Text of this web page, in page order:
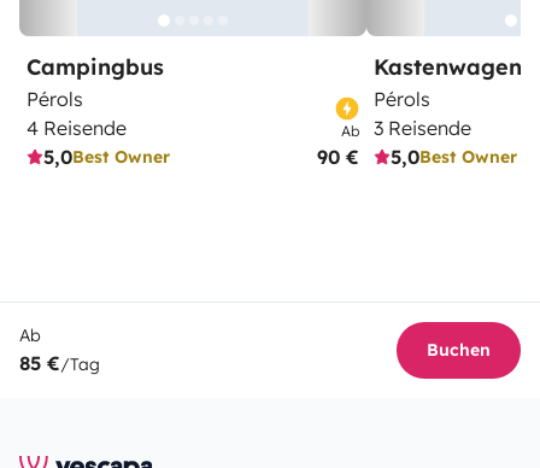
Campingbus
Pérols
4 Reisende
5,0Best Owner
Ab
90 €
Kastenwagen
Pérols
3 Reisende
5,0Best Owner
Ab
85 €/Tag
Buchen